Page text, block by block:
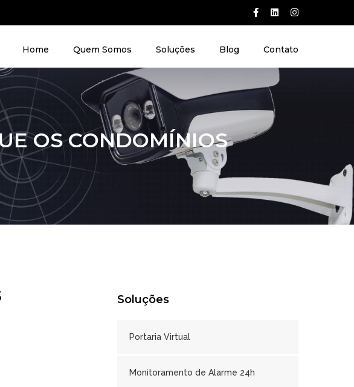
Home Quem Somos Soluções Blog Contato
OS CONDOMÍNIOS
Soluções
Portaria Virtual
Monitoramento de Alarme 24h